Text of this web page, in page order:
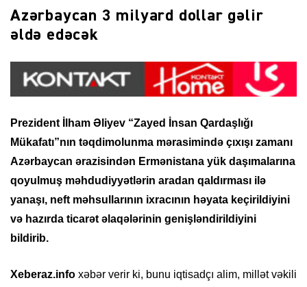
Azərbaycan 3 milyard dollar gəlir
əldə edəcək
Prezident İlham Əliyev “Zayed İnsan Qardaşlığı
Mükafatı”nın təqdimolunma mərasimində çıxışı zamanı
Azərbaycan ərazisindən Ermənistana yük daşımalarına
qoyulmuş məhdudiyyətlərin aradan qaldırması ilə
yanaşı, neft məhsullarının ixracının həyata keçirildiyini
və hazırda ticarət əlaqələrinin genişləndirildiyini
bildirib.
Xeberaz.info xəbər verir ki, bunu iqtisadçı alim, millət vəkili